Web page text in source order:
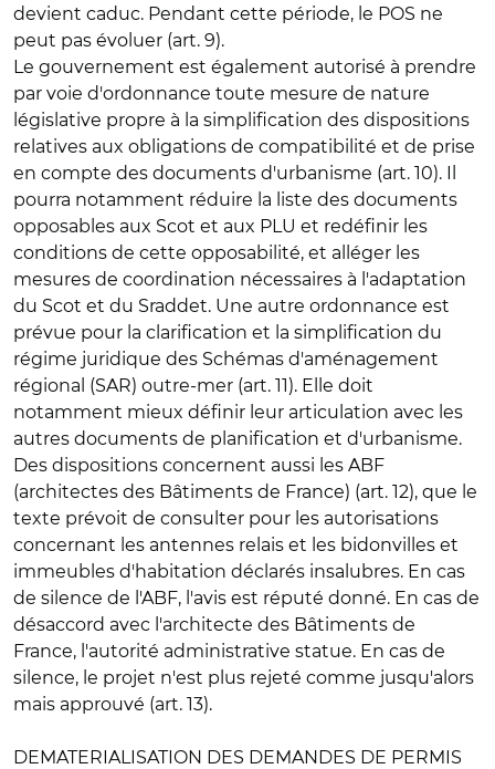
devient caduc. Pendant cette période, le POS ne
peut pas évoluer (art. 9).
Le gouvernement est également autorisé à prendre
par voie d'ordonnance toute mesure de nature
législative propre à la simplification des dispositions
relatives aux obligations de compatibilité et de prise
en compte des documents d'urbanisme (art. 10). Il
pourra notamment réduire la liste des documents
opposables aux Scot et aux PLU et redéfinir les
conditions de cette opposabilité, et alléger les
mesures de coordination nécessaires à l'adaptation
du Scot et du Sraddet. Une autre ordonnance est
prévue pour la clarification et la simplification du
régime juridique des Schémas d'aménagement
régional (SAR) outre-mer (art. 11). Elle doit
notamment mieux définir leur articulation avec les
autres documents de planification et d'urbanisme.
Des dispositions concernent aussi les ABF
(architectes des Bâtiments de France) (art. 12), que le
texte prévoit de consulter pour les autorisations
concernant les antennes relais et les bidonvilles et
immeubles d'habitation déclarés insalubres. En cas
de silence de l'ABF, l'avis est réputé donné. En cas de
désaccord avec l'architecte des Bâtiments de
France, l'autorité administrative statue. En cas de
silence, le projet n'est plus rejeté comme jusqu'alors
mais approuvé (art. 13).
DEMATERIALISATION DES DEMANDES DE PERMIS